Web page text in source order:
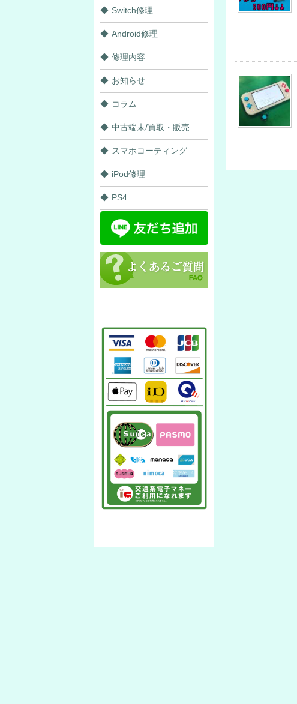
Switch修理
Android修理
修理内容
お知らせ
コラム
中古端末/買取・販売
スマホコーティング
iPod修理
PS4